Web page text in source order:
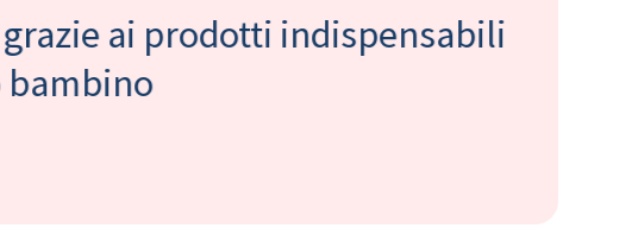
ai prodotti indispensabili
bambino